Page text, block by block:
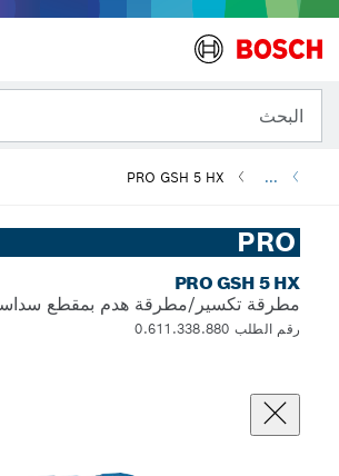
البحث
...
PRO GSH 5 HX
PRO
PRO GSH 5 HX
مطرقة تكسير/مطرقة هدم بمقطع سداسي
رقم الطلب 0.611.338.880